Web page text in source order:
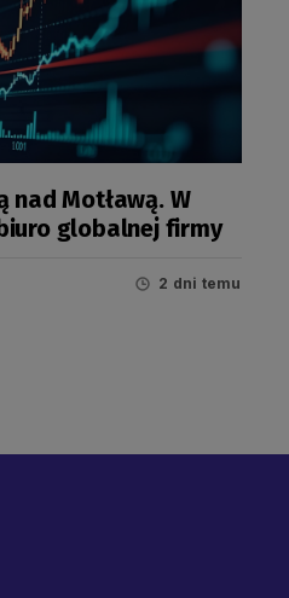
nad Motławą. W
globalnej firmy
2 dni temu